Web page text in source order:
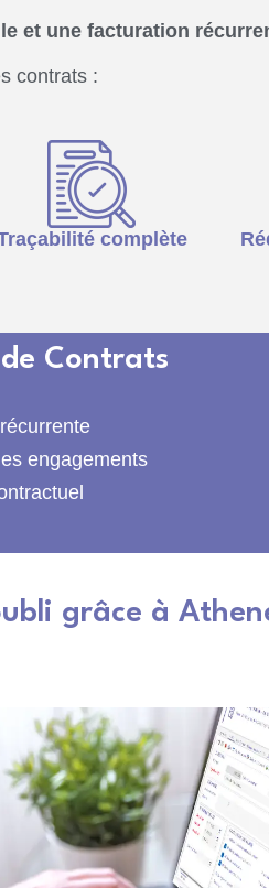
et une facturation
contrats :
complète
Contrats
engagements
grâce à